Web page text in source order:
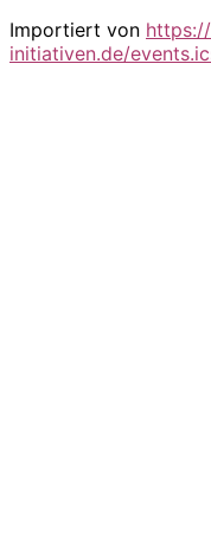
Importiert von
initiativen.de/